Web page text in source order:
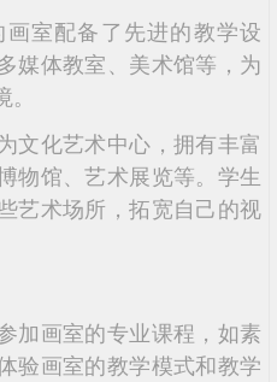
室配备了先进的教学设
媒体教室、美术馆等，为
文化艺术中心，拥有丰富
物馆、艺术展览等。学生
艺术场所，拓宽自己的视
加画室的专业课程，如素
验画室的教学模式和教学